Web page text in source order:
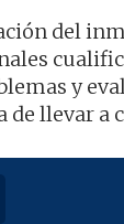
del
y
de llevar a